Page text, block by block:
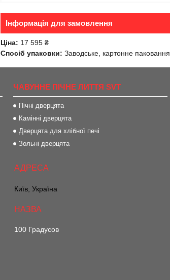
Інформація для замовлення
Ціна: 17 595 ₴
Спосіб упаковки: Заводське, картонне паковання
ЧАВУННЕ ПІЧНЕ ЛИТТЯ SVT
Пічні дверцята
Камінні дверцята
Дверцята для хлібної печі
Зольні дверцята
Київ, Україна
100 Градусов